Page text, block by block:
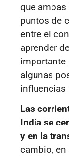
que
puntos de
entre el
aprender
importante
algunas
influencias
Las
India se
y en la
cambio, en